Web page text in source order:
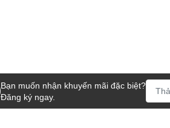
Bạn muốn nhận khuyến mãi đặc biệt?
Đăng ký ngay.